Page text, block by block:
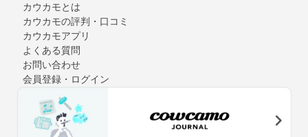
カウカモとは
カウカモの評判・口コミ
カウカモアプリ
よくある質問
お問い合わせ
会員登録・ログイン